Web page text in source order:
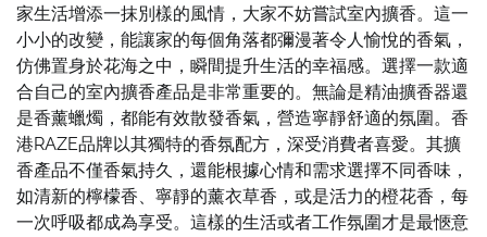
家生活增添一抹別樣的風情，大家不妨嘗試室內擴香。這一
小小的改變，能讓家的每個角落都彌漫著令人愉悅的香氣，
仿佛置身於花海之中，瞬間提升生活的幸福感。選擇一款適
合自己的室內擴香產品是非常重要的。無論是精油擴香器還
是香薰蠟燭，都能有效散發香氣，營造寧靜舒適的氛圍。香
港RAZE品牌以其獨特的香氛配方，深受消費者喜愛。其擴
香產品不僅香氣持久，還能根據心情和需求選擇不同香味，
如清新的檸檬香、寧靜的薰衣草香，或是活力的橙花香，每
一次呼吸都成為享受。這樣的生活或者工作氛圍才是最愜意